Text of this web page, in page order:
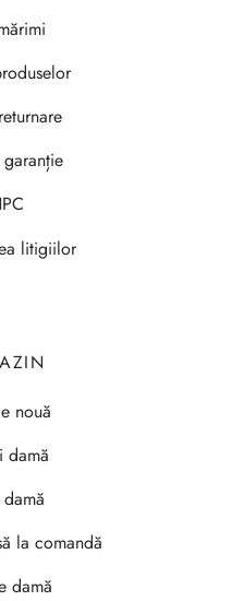
litigiilor
nouă
damă
la comandă
damă